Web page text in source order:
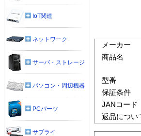
メーカー
商品名
型番
保証条件
JANコード
返品につい
IoT関連
ネットワーク
サーバ・ストレージ
パソコン・周辺機器
PCパーツ
サプライ